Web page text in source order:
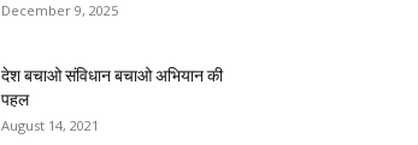
December 9, 2025
देश बचाओ संविधान बचाओ अभियान की
पहल
August 14, 2021